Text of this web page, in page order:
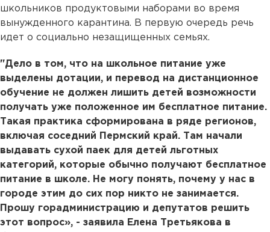
школьников продуктовыми наборами во время
вынужденного карантина. В первую очередь речь
идет о социально незащищенных семьях.
"Дело в том, что на школьное питание уже
выделены дотации, и перевод на дистанционное
обучение не должен лишить детей возможности
получать уже положенное им бесплатное питание.
Такая практика сформирована в ряде регионов,
включая соседний Пермский край. Там начали
выдавать сухой паек для детей льготных
категорий, которые обычно получают бесплатное
питание в школе. Не могу понять, почему у нас в
городе этим до сих пор никто не занимается.
Прошу горадминистрацию и депутатов решить
этот вопрос», - заявила Елена Третьякова в